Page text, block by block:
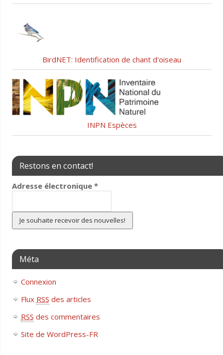
BirdNET: Identification de chant d'oiseau
INPN Espèces
Restons en contact!
Adresse électronique *
Méta
Connexion
Flux RSS des articles
RSS des commentaires
Site de WordPress-FR